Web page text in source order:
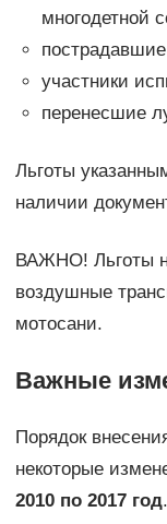
многодетной
участники
перенесшие
Льготы
наличии
ВАЖНО! Льготы
воздушные
мотосани.
Важные
Порядок
некоторые
2010 по 2017 год